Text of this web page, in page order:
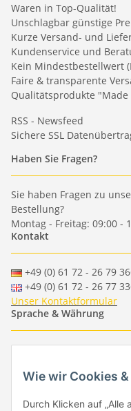
Waren in Top-Qualität!
Unschlagbar günstige
Kurze Versand- und
Kundenservice und
Kein Mindestbestellwert
Faire & transparente
Qualitätsprodukte "Made
RSS - Newsfeed
Sichere SSL
Haben Sie Fragen?
Sie haben Fragen zu
Bestellung?
Montag - Freitag: 09:00 -
Kontakt
+49 (0) 61 72 - 26 79
+49 (0) 61 72 - 26 77
Unser Kontaktformular
Sprache & Währung
- - -
-
EUR-GBP-USD-CHF
Händlerbund
Wie wir Cookies
Durch Klicken auf „Alle